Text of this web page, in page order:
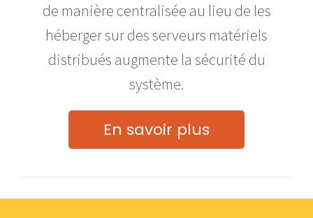
de manière centralisée au lieu de les
héberger sur des serveurs matériels
distribués augmente la sécurité du
système.
En savoir plus